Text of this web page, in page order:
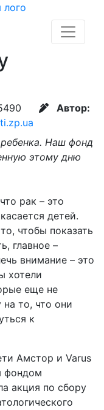
Автор:
Наш фонд
этому дню
рак – это
детей.
чтобы показать
главное –
внимание – это
хотели
еще не
то, что они
к
Амстор и Varus
фондом
акция по сбору